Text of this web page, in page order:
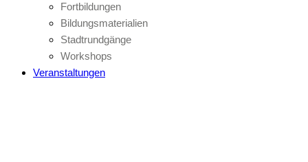
Fortbildungen
Bildungsmaterialien
Stadtrundgänge
Workshops
Veranstaltungen